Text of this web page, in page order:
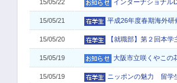
15/05/22 インターナショナル
15/05/21 平成26年度春期海外
15/05/20 【就職部】第２回本
15/05/19 大阪市立咲くやこの
15/05/19 ニッポンの魅力 留学